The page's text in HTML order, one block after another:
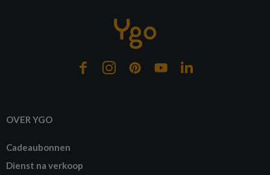
OVER YGO
Cadeaubonnen
Dienst na verkoop